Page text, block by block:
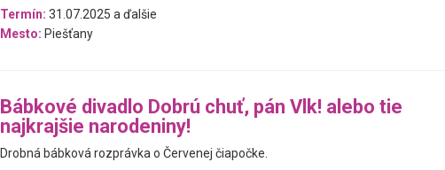
Termín: 31.07.2025 a ďalšie
Mesto: Piešťany
Bábkové divadlo Dobrú chuť, pán Vlk! alebo tie
najkrajšie narodeniny!
Drobná bábková rozprávka o Červenej čiapočke.